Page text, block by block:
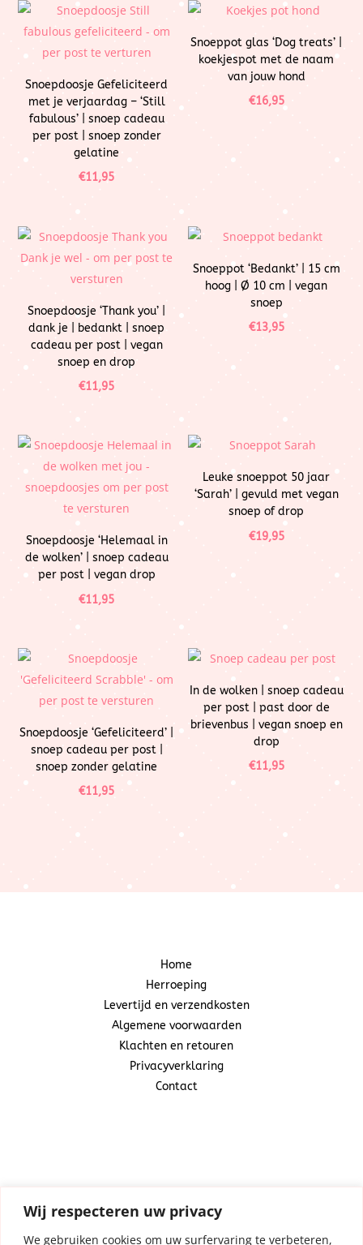
Wij respecteren uw privacy
We gebruiken cookies om uw surfervaring te verbeteren,
Snoepdoosje Gefeliciteerd
met je verjaardag – ‘Still
fabulous’ | snoep cadeau
per post | snoep zonder
gelatine
€11,95
Snoeppot glas ‘Dog treats’ |
koekjespot met de naam
van jouw hond
€16,95
Snoepdoosje ‘Thank you’ |
dank je | bedankt | snoep
cadeau per post | vegan
snoep en drop
€11,95
Snoeppot ‘Bedankt’ | 15 cm
hoog | Ø 10 cm | vegan
snoep
€13,95
Snoepdoosje ‘Helemaal in
de wolken’ | snoep cadeau
per post | vegan drop
€11,95
Leuke snoeppot 50 jaar
‘Sarah’ | gevuld met vegan
snoep of drop
€19,95
Snoepdoosje ‘Gefeliciteerd’ |
snoep cadeau per post |
snoep zonder gelatine
€11,95
In de wolken | snoep cadeau
per post | past door de
brievenbus | vegan snoep en
drop
€11,95
Home
Herroeping
Levertijd en verzendkosten
Algemene voorwaarden
Klachten en retouren
Privacyverklaring
Contact